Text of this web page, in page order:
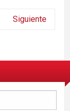
Siguiente